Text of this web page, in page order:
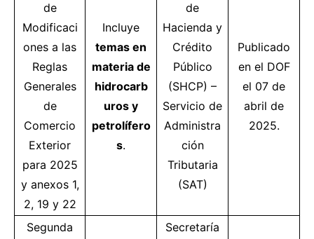
de
Modificaci
ones a las
Reglas
Generales
de
Comercio
Exterior
para 2025
y anexos 1,
2, 19 y 22
Incluye
temas en
materia de
hidrocarb
uros y
petrolífero
s.
de
Hacienda y
Crédito
Público
(SHCP) –
Servicio de
Administra
ción
Tributaria
(SAT)
Publicado
en el DOF
el 07 de
abril de
2025.
Segunda
Secretaría